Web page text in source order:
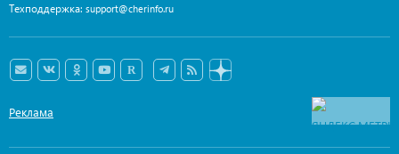
Техподдержка: support@cherinfo.ru
Реклама